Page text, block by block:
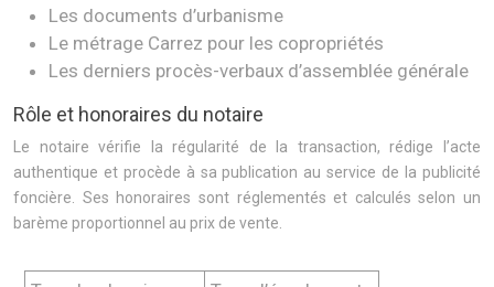
Les documents d’urbanisme
Le métrage Carrez pour les copropriétés
Les derniers procès-verbaux d’assemblée générale
Rôle et honoraires du notaire
Le notaire vérifie la régularité de la transaction, rédige l’acte
authentique et procède à sa publication au service de la publicité
foncière. Ses honoraires sont réglementés et calculés selon un
barème proportionnel au prix de vente.